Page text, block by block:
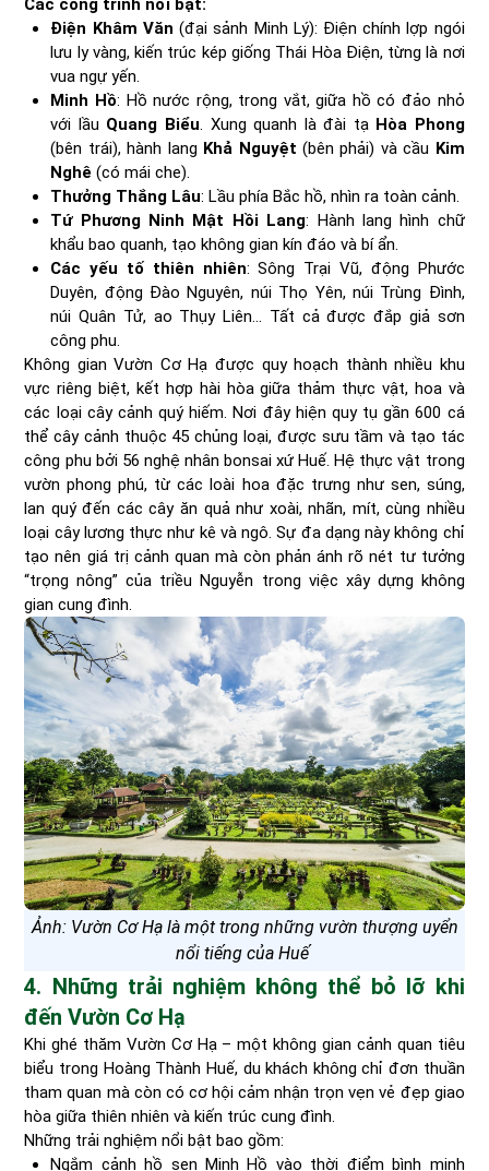
Các công trình nổi bật:
Điện Khâm Văn (đại sảnh Minh Lý): Điện chính lợp ngói
lưu ly vàng, kiến trúc kép giống Thái Hòa Điện, từng là nơi
vua ngự yến.
Minh Hồ: Hồ nước rộng, trong vắt, giữa hồ có đảo nhỏ
với lầu Quang Biểu. Xung quanh là đài tạ Hòa Phong
(bên trái), hành lang Khả Nguyệt (bên phải) và cầu Kim
Nghê (có mái che).
Thưởng Thắng Lâu: Lầu phía Bắc hồ, nhìn ra toàn cảnh.
Tứ Phương Ninh Mật Hồi Lang: Hành lang hình chữ
khẩu bao quanh, tạo không gian kín đáo và bí ẩn.
Các yếu tố thiên nhiên: Sông Trại Vũ, động Phước
Duyên, động Đào Nguyên, núi Thọ Yên, núi Trùng Đình,
núi Quân Tử, ao Thụy Liên… Tất cả được đắp giả sơn
công phu.
Không gian Vườn Cơ Hạ được quy hoạch thành nhiều khu
vực riêng biệt, kết hợp hài hòa giữa thảm thực vật, hoa và
các loại cây cảnh quý hiếm. Nơi đây hiện quy tụ gần 600 cá
thể cây cảnh thuộc 45 chủng loại, được sưu tầm và tạo tác
công phu bởi 56 nghệ nhân bonsai xứ Huế. Hệ thực vật trong
vườn phong phú, từ các loài hoa đặc trưng như sen, súng,
lan quý đến các cây ăn quả như xoài, nhãn, mít, cùng nhiều
loại cây lương thực như kê và ngô. Sự đa dạng này không chỉ
tạo nên giá trị cảnh quan mà còn phản ánh rõ nét tư tưởng
“trọng nông” của triều Nguyễn trong việc xây dựng không
gian cung đình.
Ảnh: Vườn Cơ Hạ là một trong những vườn thượng uyển
nổi tiếng của Huế
4. Những trải nghiệm không thể bỏ lỡ khi
đến Vườn Cơ Hạ
Khi ghé thăm Vườn Cơ Hạ – một không gian cảnh quan tiêu
biểu trong Hoàng Thành Huế, du khách không chỉ đơn thuần
tham quan mà còn có cơ hội cảm nhận trọn vẹn vẻ đẹp giao
hòa giữa thiên nhiên và kiến trúc cung đình.
Những trải nghiệm nổi bật bao gồm:
Ngắm cảnh hồ sen Minh Hồ vào thời điểm bình minh